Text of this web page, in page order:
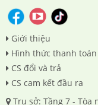
Giới thiệu
Hình thức thanh toán
CS đổi và trả
CS cam kết đầu ra
Trụ sở: Tầng 7 - Tòa